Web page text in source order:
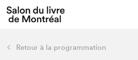
L'événement
retour
Retour à la programmation